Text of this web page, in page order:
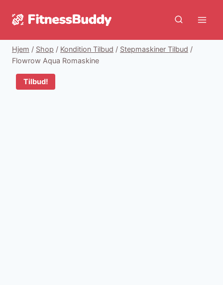
Hjem / Shop / Kondition Tilbud / Stepmaskiner Tilbud /
Flowrow Aqua Romaskine
Tilbud!